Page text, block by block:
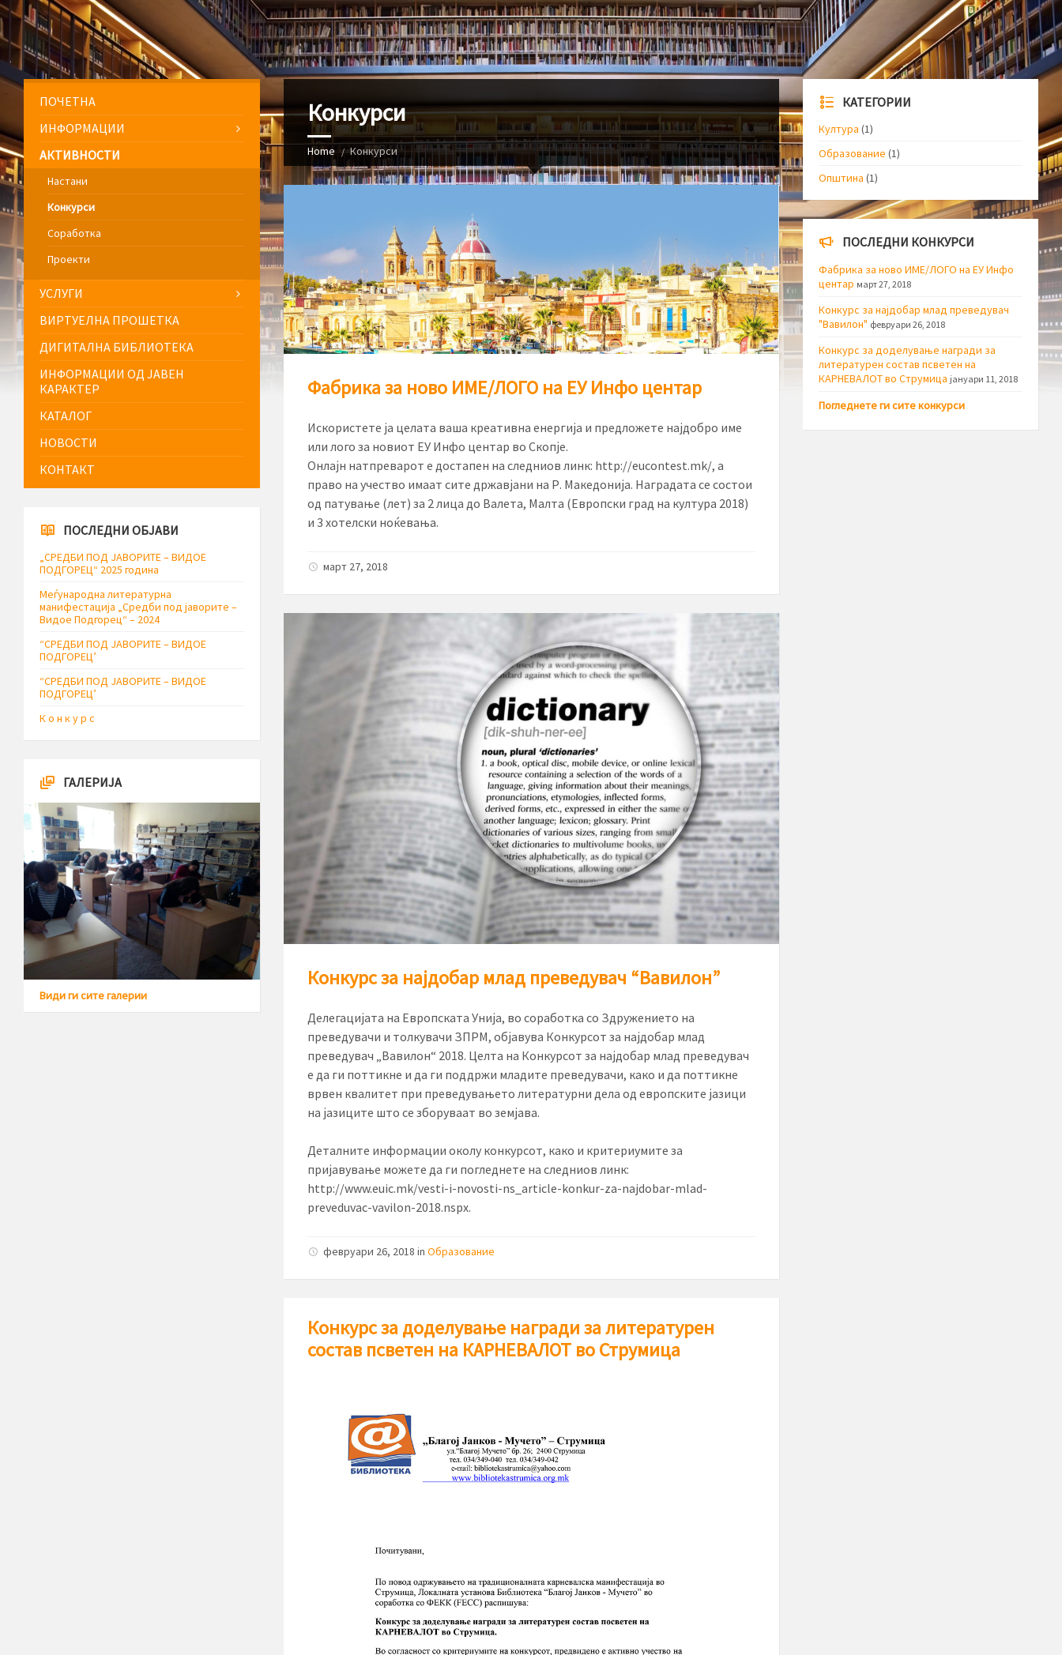
Конкурси
Home Конкурси
Фабрика за ново ИМЕ/ЛОГО на ЕУ Инфо центар
Искористете ја целата ваша креативна енергија и предложете најдобро име
или лого за новиот ЕУ Инфо центар во Скопје.
Онлајн натпреварот е достапен на следниов линк: http://eucontest.mk/, а
право на учество имаат сите државјани на Р. Македонија. Наградата се состои
од патување (лет) за 2 лица до Валета, Малта (Европски град на култура 2018)
и 3 хотелски ноќевања.
март 27, 2018
Конкурс за најдобар млад преведувач “Вавилон”
Делегацијата на Европската Унија, во соработка со Здружението на
преведувачи и толкувачи ЗПРМ, објавува Конкурсот за најдобар млад
преведувач „Вавилон“ 2018. Целта на Конкурсот за најдобар млад преведувач
е да ги поттикне и да ги поддржи младите преведувачи, како и да поттикне
врвен квалитет при преведувањето литературни дела од европските јазици
на јазиците што се зборуваат во земјава.
Деталните информации околу конкурсот, како и критериумите за
пријавување можете да ги погледнете на следниов линк:
http://www.euic.mk/vesti-i-novosti-ns_article-konkur-za-najdobar-mlad-
preveduvac-vavilon-2018.nspx.
февруари 26, 2018 in Образование
Конкурс за доделување награди за литературен
состав псветен на КАРНЕВАЛОТ во Струмица
ПОЧЕТНА
ИНФОРМАЦИИ
АКТИВНОСТИ
Настани
Конкурси
Соработка
Проекти
УСЛУГИ
ВИРТУЕЛНА ПРОШЕТКА
ДИГИТАЛНА БИБЛИОТЕКА
ИНФОРМАЦИИ ОД ЈАВЕН
КАРАКТЕР
КАТАЛОГ
НОВОСТИ
КОНТАКТ
ПОСЛЕДНИ ОБЈАВИ
„СРЕДБИ ПОД ЈАВОРИТЕ – ВИДОЕ
ПОДГОРЕЦ“ 2025 година
Меѓународна литературна
манифестација „Средби под јаворите –
Видое Подгорец“ – 2024
“СРЕДБИ ПОД ЈАВОРИТЕ – ВИДОЕ
ПОДГОРЕЦ’
“СРЕДБИ ПОД ЈАВОРИТЕ – ВИДОЕ
ПОДГОРЕЦ’
К о н к у р с
ГАЛЕРИЈА
Види ги сите галерии
КАТЕГОРИИ
Култура (1)
Образование (1)
Општина (1)
ПОСЛЕДНИ КОНКУРСИ
Фабрика за ново ИМЕ/ЛОГО на ЕУ Инфо
центар март 27, 2018
Конкурс за најдобар млад преведувач
"Вавилон" февруари 26, 2018
Конкурс за доделување награди за
литературен состав псветен на
КАРНЕВАЛОТ во Струмица јануари 11, 2018
Погледнете ги сите конкурси